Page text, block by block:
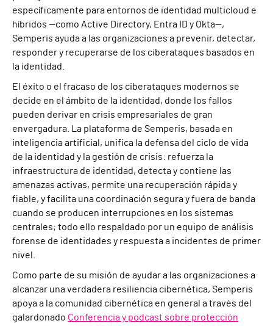
específicamente para entornos de identidad multicloud e
híbridos —como Active Directory, Entra ID y Okta—,
Semperis ayuda a las organizaciones a prevenir, detectar,
responder y recuperarse de los ciberataques basados en
la identidad.
El éxito o el fracaso de los ciberataques modernos se
decide en el ámbito de la identidad, donde los fallos
pueden derivar en crisis empresariales de gran
envergadura. La plataforma de Semperis, basada en
inteligencia artificial, unifica la defensa del ciclo de vida
de la identidad y la gestión de crisis: refuerza la
infraestructura de identidad, detecta y contiene las
amenazas activas, permite una recuperación rápida y
fiable, y facilita una coordinación segura y fuera de banda
cuando se producen interrupciones en los sistemas
centrales; todo ello respaldado por un equipo de análisis
forense de identidades y respuesta a incidentes de primer
nivel.
Como parte de su misión de ayudar a las organizaciones a
alcanzar una verdadera resiliencia cibernética, Semperis
apoya a la comunidad cibernética en general a través del
galardonado Conferencia y podcast sobre protección